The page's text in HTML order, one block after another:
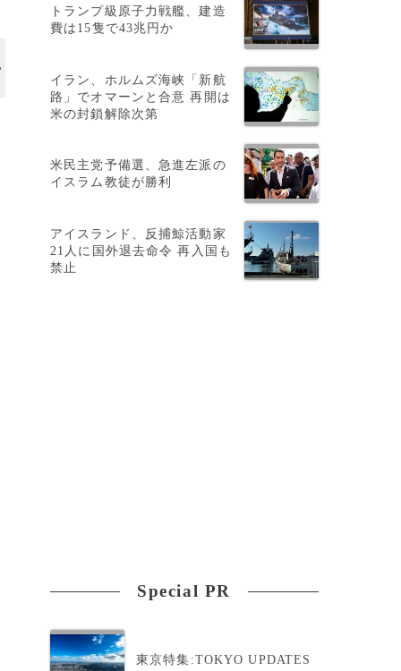
トランプ級原子力戦艦、建造
費は15隻で43兆円か
イラン、ホルムズ海峡「新航
路」でオマーンと合意 再開は
米の封鎖解除次第
米民主党予備選、急進左派の
イスラム教徒が勝利
アイスランド、反捕鯨活動家
21人に国外退去命令 再入国も
禁止
Special PR
東京特集:TOKYO UPDATES